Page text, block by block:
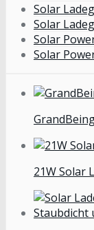
Solar
Solar
Solar
Solar
21W Solar